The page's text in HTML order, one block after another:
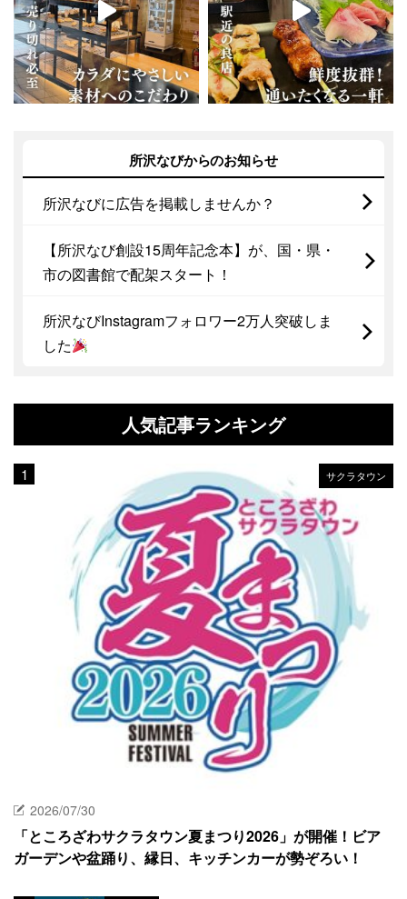
所沢なびからのお知らせ
所沢なびに広告を掲載しませんか？
【所沢なび創設15周年記念本】が、国・県・
市の図書館で配架スタート！
所沢なびInstagramフォロワー2万人突破しま
した
人気記事ランキング
サクラタウン
2026/07/30
「ところざわサクラタウン夏まつり2026」が開催！ビア
ガーデンや盆踊り、縁日、キッチンカーが勢ぞろい！